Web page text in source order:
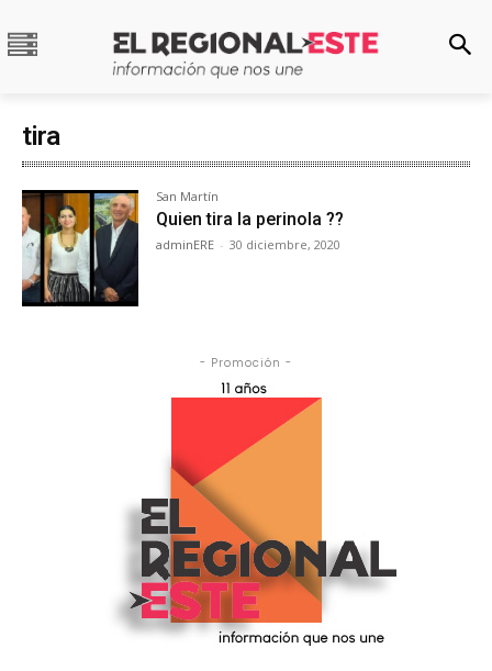
tira
San Martín
Quien tira la perinola ??
adminERE - 30 diciembre, 2020
- Promoción -